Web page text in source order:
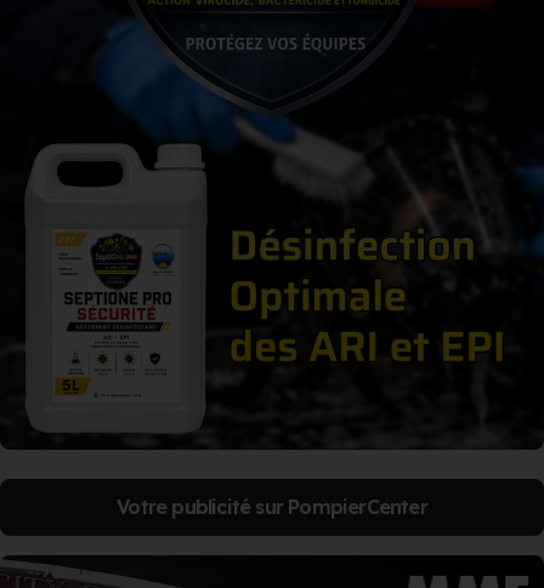
Votre publicité sur PompierCenter